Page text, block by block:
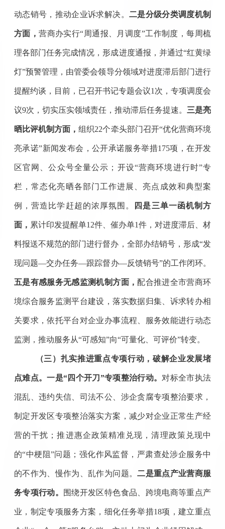
动态销号，推动企业诉求解决。 二是分级分类调度机制
方面，营商办实行“周通报、月调度”工作制度，每周梳
理各部门任务完成情况，形成进度通报， 并通过“红黄绿
灯”预警管理 ，由管委会领导分领域对进度滞后部门进行
提醒约谈， 目前，已召开书记专题会议1次，专项调度会
议9次， 切实压实领域责任，推动滞后任务提速。 三是亮
晒比评机制方面，组织22个牵头部门召开“优化营商环境
亮承诺”新闻发布会，公开承诺服务举措175项，在开发
区官网、公众号全量公示；开设“营商环境进行时”专
栏，常态化亮晒各部门工作进展、亮点成效和典型案
例，营造比学赶超的浓厚氛围。 四是三单一函机制方
面， 累计印发提醒单12件、催办单1件，对进度滞后、材
料报送不规范的部门进行督办，全部办结销号，形成“发
现问题—交办任务—跟踪督办—反馈销号”的工作闭环。
五是有感服务无感监测机制方面， 配合推进全市营商环
境综合服务监测平台建设，落实数据归集、诉求转办相
关要求，依托平台对企业办事流程、服务效能进行动态
监测，推动服务从“可感知”向“可量化、可评价”转变。
（三）扎实推进重点专项行动，破解企业发展堵
点难点。一是“四个开刀”专项整治行动。 对标全市执法
混乱、违约失信、司法不公、涉企贪腐专项整治要求，
制定开发区专项整治落实方案，减少对企业正常生产经
营的干扰；推进惠企政策精准兑现，清理政策兑现中
的“中梗阻”问题；强化作风监督，严肃查处涉企服务中
的不作为、慢作为、乱作为问题。二是重点产业营商服
务专项行动。 围绕开发区特色食品、跨境电商等重点产
业，制定专项服务方案， 细化任务举措18项，建立重点